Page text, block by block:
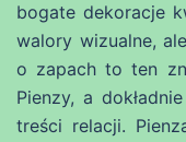
bogate dekoracje
walory wizualne,
o zapach to ten
Pienzy, a
treści relacji.